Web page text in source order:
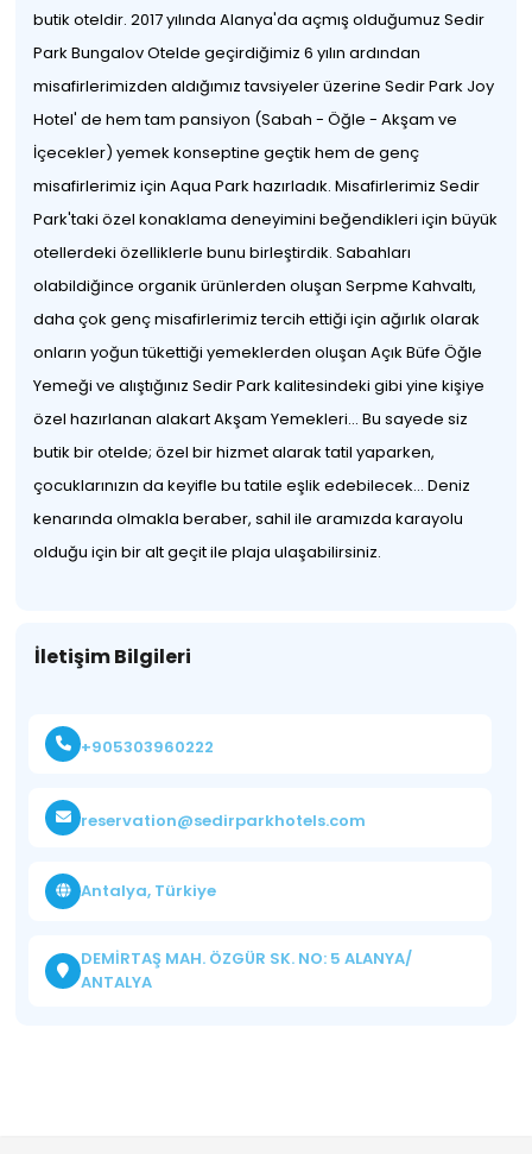
butik oteldir. 2017 yılında Alanya'da açmış olduğumuz Sedir
Park Bungalov Otelde geçirdiğimiz 6 yılın ardından
misafirlerimizden aldığımız tavsiyeler üzerine Sedir Park Joy
Hotel' de hem tam pansiyon (Sabah - Öğle - Akşam ve
İçecekler) yemek konseptine geçtik hem de genç
misafirlerimiz için Aqua Park hazırladık. Misafirlerimiz Sedir
Park'taki özel konaklama deneyimini beğendikleri için büyük
otellerdeki özelliklerle bunu birleştirdik. Sabahları
olabildiğince organik ürünlerden oluşan Serpme Kahvaltı,
daha çok genç misafirlerimiz tercih ettiği için ağırlık olarak
onların yoğun tükettiği yemeklerden oluşan Açık Büfe Öğle
Yemeği ve alıştığınız Sedir Park kalitesindeki gibi yine kişiye
özel hazırlanan alakart Akşam Yemekleri... Bu sayede siz
butik bir otelde; özel bir hizmet alarak tatil yaparken,
çocuklarınızın da keyifle bu tatile eşlik edebilecek... Deniz
kenarında olmakla beraber, sahil ile aramızda karayolu
olduğu için bir alt geçit ile plaja ulaşabilirsiniz.
İletişim Bilgileri
+905303960222
reservation@sedirparkhotels.com
Antalya, Türkiye
DEMİRTAŞ MAH. ÖZGÜR SK. NO: 5 ALANYA/
ANTALYA